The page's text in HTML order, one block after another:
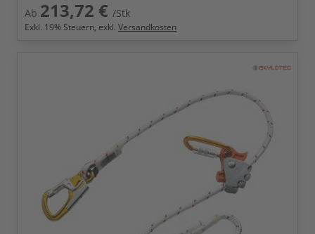
Ab 213,72 € /Stk
Exkl. 19% Steuern, exkl. Versandkosten